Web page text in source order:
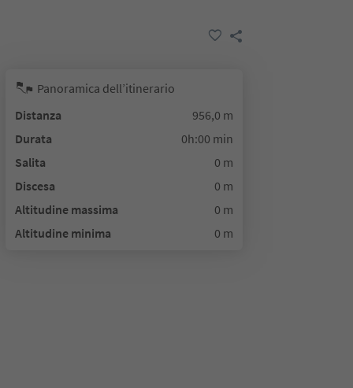
Panoramica dell’itinerario
Distanza
956,0 m
Durata
0h:00 min
Salita
0 m
Discesa
0 m
Altitudine massima
0 m
Altitudine minima
0 m